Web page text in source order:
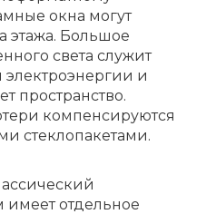
окна могут
этажа. Большое
света служит
и
пространство.
компенсируются
стеклопакетами.
отдельное